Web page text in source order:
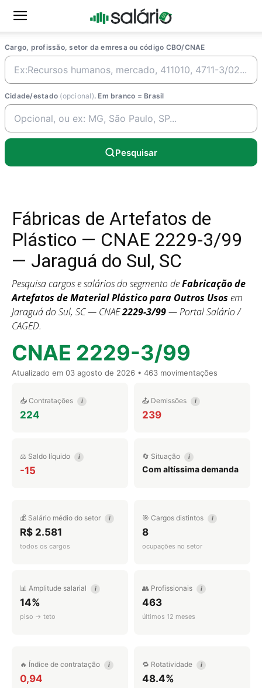
Cargo, profissão, setor da emresa ou código CBO/CNAE
Cidade/estado (opcional). Em branco = Brasil
Pesquisar
Fábricas de Artefatos de
Plástico — CNAE 2229-3/99
— Jaraguá do Sul, SC
Pesquisa cargos e salários do segmento deFabricação de
Artefatos de Material Plástico para Outros Usos em
Jaraguá do Sul, SC — CNAE2229-3/99— Portal Salário /
CAGED.
CNAE 2229-3/99
Atualizado em 03 agosto de 2026 • 463 movimentações
📥 Contratações i
224
📤 Demissões i
239
⚖️ Saldo líquido i
-15
🔄 Situação i
Com altíssima demanda
💰 Salário médio do setor i
R$ 2.581
todos os cargos
🎯 Cargos distintos i
8
ocupações no setor
📊 Amplitude salarial i
14%
piso → teto
👥 Profissionais i
463
últimos 12 meses
🔥 Índice de contratação i
0,94
🔁 Rotatividade i
48.4%